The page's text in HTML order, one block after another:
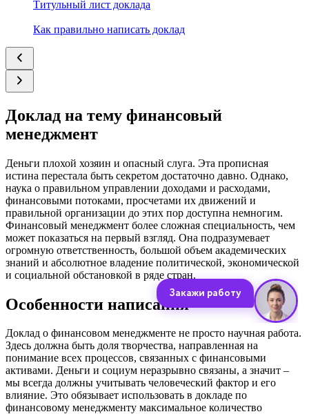
Титульный лист доклада
Как правильно написать доклад
Доклад на тему финансовый
менеджмент
Деньги плохой хозяин и опасный слуга. Эта прописная
истина перестала быть секретом достаточно давно. Однако,
наука о правильном управлении доходами и расходами,
финансовыми потоками, просчетами их движений и
правильной организации до этих пор доступна немногим.
Финансовый менеджмент более сложная специальность, чем
может показаться на первый взгляд. Она подразумевает
огромную ответственность, большой объем академических
знаний и абсолютное владение политической, экономической
и социальной обстановкой в ряде стран.
Особенности написания
Доклад о финансовом менеджменте не просто научная работа.
Здесь должна быть доля творчества, направленная на
понимание всех процессов, связанных с финансовыми
активами. Деньги и социум неразрывно связаны, а значит –
мы всегда должны учитывать человеческий фактор и его
влияние. Это обязывает использовать в докладе по
финансовому менеджменту максимальное количество